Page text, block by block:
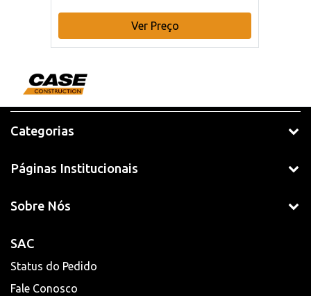
Ver Preço
Categorias
Páginas Institucionais
Sobre Nós
SAC
Status do Pedido
Fale Conosco